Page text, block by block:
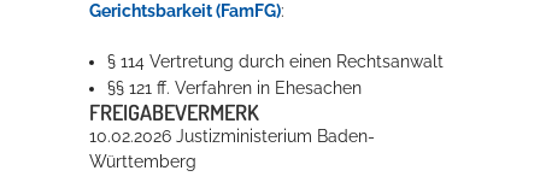
Gerichtsbarkeit (FamFG):
§ 114 Vertretung durch einen Rechtsanwalt
§§ 121 ff. Verfahren in Ehesachen
FREIGABEVERMERK
10.02.2026 Justizministerium Baden-
Württemberg